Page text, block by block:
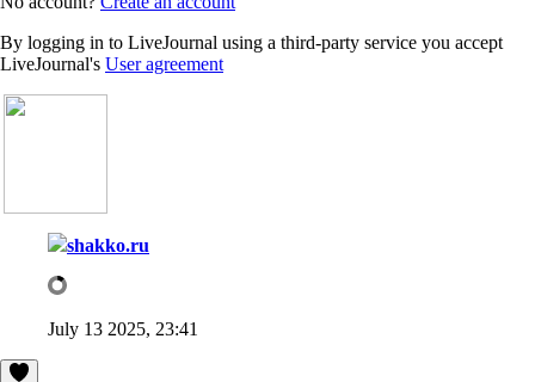
By logging in to LiveJournal using a third-party service you accept
LiveJournal's User agreement
shakko.ru
July 13 2025, 23:41